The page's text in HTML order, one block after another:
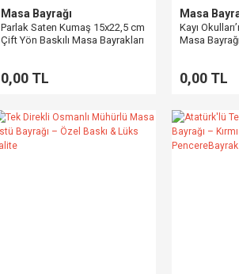
Masa Bayrağı
Parlak Saten Kumaş 15x22,5 cm
Çift Yön Baskılı Masa Bayrakları
0,00 TL
Masa
Kayı
Masa
0,00 TL